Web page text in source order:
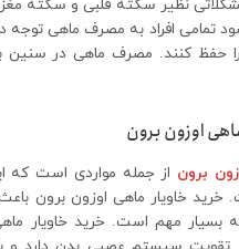
نظیر سکته قلبی و سکته
تمامی افراد به مصرف ماهی توجه
حفظ کنند. مصرف ماهی در سنین
اوزون برون
برون از جمله مواردی است که
خرید خاویار ماهی اوزون برون
مهم است. خرید خاویار